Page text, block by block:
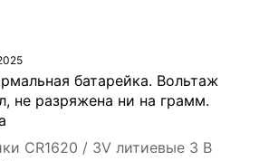
батарейка. Вольтаж
не разряжена ни на грамм.
CR1620 / 3V литиевые 3 В